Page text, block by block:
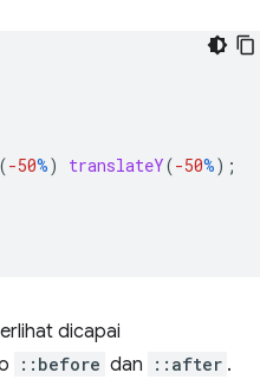
(-50%) translateY(-50%);
dicapai
::before dan ::after .